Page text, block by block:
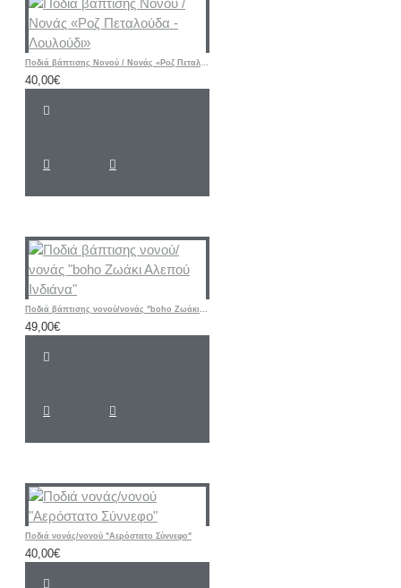
Ποδιά βάπτισης Νονού / Νονάς «Ροζ Πεταλούδα - Λουλούδι»
40,00€
Ποδιά βάπτισης νονού/νονάς "boho Ζωάκι Αλεπού Ινδιάνα"
49,00€
Ποδιά νονάς/νονού "Αερόστατο Σύννεφο"
40,00€